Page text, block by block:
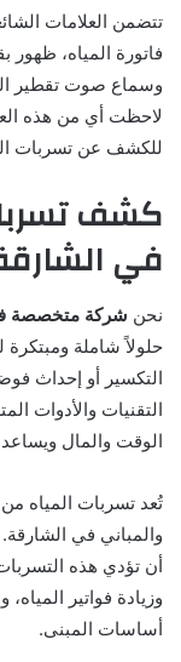
تتضمن العلامات
فاتورة المياه،
وسماع صوت تقطير
لاحظت أي من هذه
للكشف عن تسربات
كشف
في
نحن شركة متخصصة
حلولاً شاملة
التكسير أو إحداث
التقنيات والأدوات
الوقت والمال
تُعد تسربات المياه من
والمباني في
أن تؤدي هذه
وزيادة فواتير
أساسات المبنى.